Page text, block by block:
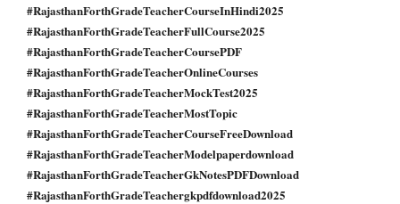
#RajasthanForthGradeTeacherCourseInHindi2025
#RajasthanForthGradeTeacherFullCourse2025
#RajasthanForthGradeTeacherCoursePDF
#RajasthanForthGradeTeacherOnlineCourses
#RajasthanForthGradeTeacherMockTest2025
#RajasthanForthGradeTeacherMostTopic
#RajasthanForthGradeTeacherCourseFreeDownload
#RajasthanForthGradeTeacherModelpaperdownload
#RajasthanForthGradeTeacherGkNotesPDFDownload
#RajasthanForthGradeTeachergkpdfdownload2025